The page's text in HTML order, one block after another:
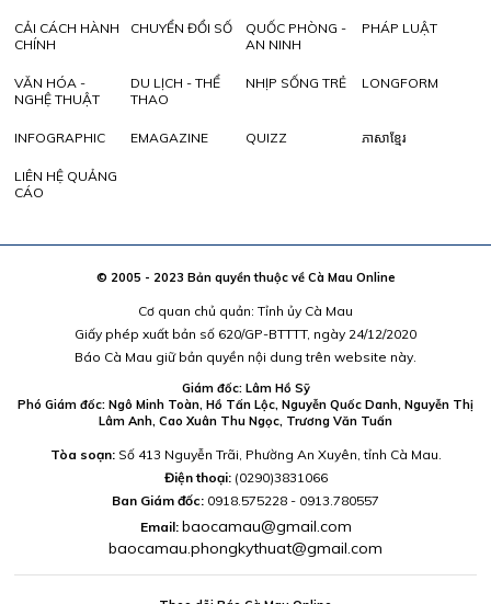
CẢI CÁCH HÀNH
CHÍNH
CHUYỂN ĐỔI SỐ
QUỐC PHÒNG -
AN NINH
PHÁP LUẬT
VĂN HÓA -
NGHỆ THUẬT
DU LỊCH - THỂ
THAO
NHỊP SỐNG TRẺ LONGFORM
INFOGRAPHIC EMAGAZINE QUIZZ ភាសាខ្មែរ
LIÊN HỆ QUẢNG
CÁO
© 2005 - 2023 Bản quyền thuộc về Cà Mau Online
Cơ quan chủ quản: Tỉnh ủy Cà Mau
Giấy phép xuất bản số 620/GP-BTTTT, ngày 24/12/2020
Báo Cà Mau giữ bản quyền nội dung trên website này.
Giám đốc: Lâm Hồ Sỹ
Phó Giám đốc: Ngô Minh Toàn, Hồ Tấn Lộc, Nguyễn Quốc Danh, Nguyễn Thị
Lâm Anh, Cao Xuân Thu Ngọc, Trương Văn Tuấn
Tòa soạn:Số 413 Nguyễn Trãi, Phường An Xuyên, tỉnh Cà Mau.
Điện thoại: (0290)3831066
Ban Giám đốc: 0918.575228 - 0913.780557
Email: baocamau@gmail.com
baocamau.phongkythuat@gmail.com